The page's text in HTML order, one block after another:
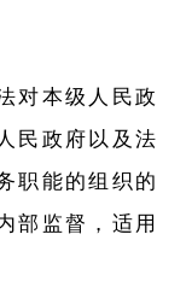
对本级人民政
民政府以及法
职能的组织的
部监督，适用